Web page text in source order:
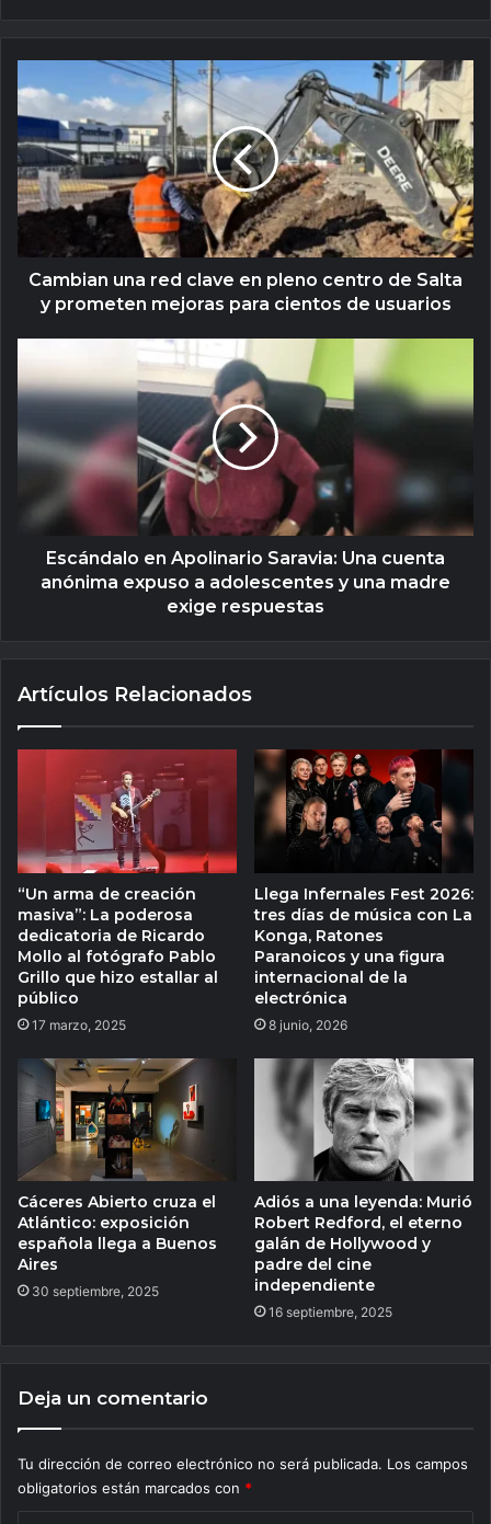
Cambian una red clave en pleno centro de Salta
y prometen mejoras para cientos de usuarios
Escándalo en Apolinario Saravia: Una cuenta
anónima expuso a adolescentes y una madre
exige respuestas
Artículos Relacionados
“Un arma de creación
masiva”: La poderosa
dedicatoria de Ricardo
Mollo al fotógrafo Pablo
Grillo que hizo estallar al
público
17 marzo, 2025
Llega Infernales Fest 2026:
tres días de música con La
Konga, Ratones
Paranoicos y una figura
internacional de la
electrónica
8 junio, 2026
Cáceres Abierto cruza el
Atlántico: exposición
española llega a Buenos
Aires
30 septiembre, 2025
Adiós a una leyenda: Murió
Robert Redford, el eterno
galán de Hollywood y
padre del cine
independiente
16 septiembre, 2025
Deja un comentario
Tu dirección de correo electrónico no será publicada. Los campos
obligatorios están marcados con *